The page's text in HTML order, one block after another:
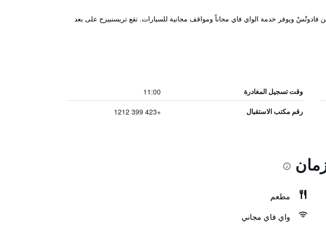
بالمناظر الطبيعية الجبلية الجميلة ويقع على بعد 1.3 كم فقط من فادوتْسْ ويوفر خدمة الواي فاي مجاناً ومواقف مجانية للسيارات. تقع تريسنبيرج على بعد
وقت تسجيل المغادرة 11:00
رقم مكتب الاستقبال +423 399 1212
مطعم
واي فاي مجاني